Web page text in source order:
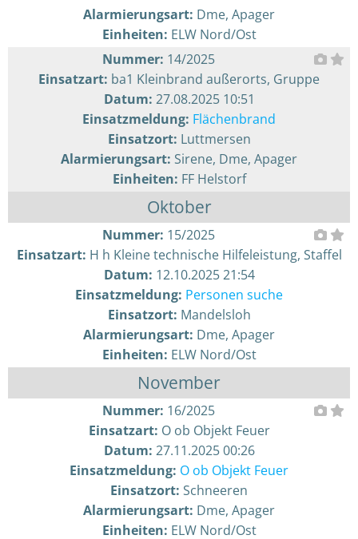
Alarmierungsart: Dme, Apager
Einheiten: ELW Nord/Ost
Nummer: 14/2025
Einsatzart: ba1 Kleinbrand außerorts, Gruppe
Datum: 27.08.2025 10:51
Einsatzmeldung: Flächenbrand
Einsatzort: Luttmersen
Alarmierungsart: Sirene, Dme, Apager
Einheiten: FF Helstorf
Oktober
Nummer: 15/2025
Einsatzart: H h Kleine technische Hilfeleistung, Staffel
Datum: 12.10.2025 21:54
Einsatzmeldung: Personen suche
Einsatzort: Mandelsloh
Alarmierungsart: Dme, Apager
Einheiten: ELW Nord/Ost
November
Nummer: 16/2025
Einsatzart: O ob Objekt Feuer
Datum: 27.11.2025 00:26
Einsatzmeldung: O ob Objekt Feuer
Einsatzort: Schneeren
Alarmierungsart: Dme, Apager
Einheiten: ELW Nord/Ost